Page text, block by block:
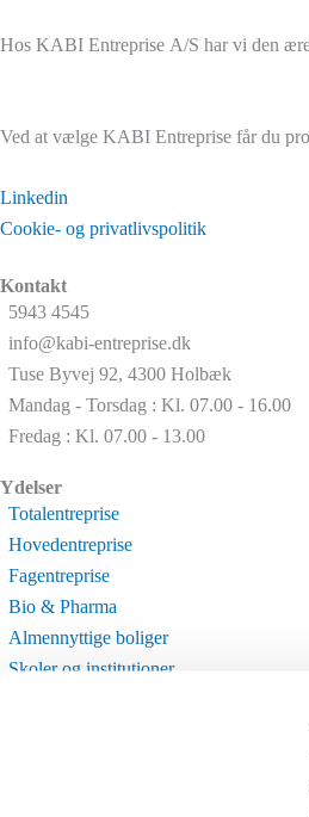
Hos KABI Entreprise A/S har vi den
Ved at vælge KABI Entreprise får du
Linkedin
Cookie- og privatlivspolitik
Kontakt
5943 4545
info@kabi-entreprise.dk
Tuse Byvej 92, 4300 Holbæk
Mandag - Torsdag : Kl. 07.00 - 16.00
Fredag : Kl. 07.00 - 13.00
Ydelser
Totalentreprise
Hovedentreprise
Fagentreprise
Bio & Pharma
Almennyttige boliger
Skoler og institutioner